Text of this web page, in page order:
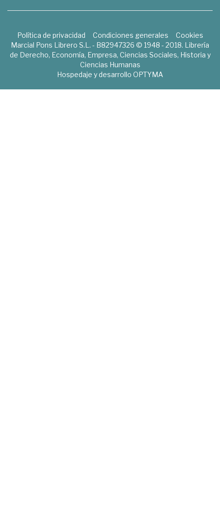
Política de privacidad Condiciones generales
Cookies
Marcial Pons Librero S.L. - B82947326 © 1948 - 2018. Librería
de Derecho, Economía, Empresa, Ciencias Sociales, Historia y
Ciencias Humanas
Hospedaje y desarrollo OPTYMA